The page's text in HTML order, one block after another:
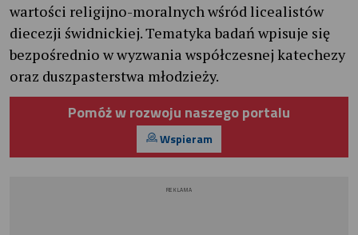
wartości religijno-moralnych wśród licealistów
diecezji świdnickiej. Tematyka badań wpisuje się
bezpośrednio w wyzwania współczesnej katechezy
oraz duszpasterstwa młodzieży.
Pomóż w rozwoju naszego portalu
Wspieram
REKLAMA